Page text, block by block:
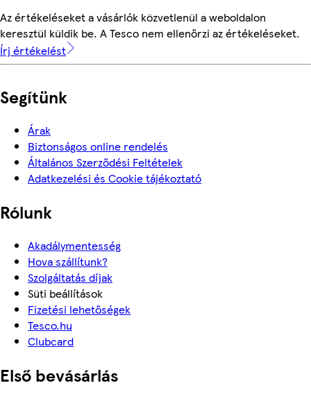
Az értékeléseket a vásárlók közvetlenül a weboldalon
keresztül küldik be. A Tesco nem ellenőrzi az értékeléseket.
Írj értékelést
Segítünk
Árak
Biztonságos online rendelés
Általános Szerződési Feltételek
Adatkezelési és Cookie tájékoztató
Rólunk
Akadálymentesség
Hova szállítunk?
Szolgáltatás díjak
Süti beállítások
Fizetési lehetőségek
Tesco.hu
Clubcard
Első bevásárlás